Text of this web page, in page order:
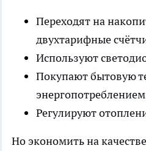
Переходят на
двухтарифные
Используют
Покупают бытовую
Регулируют
Но экономить на